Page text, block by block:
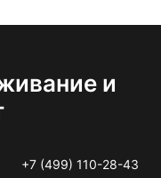
и
+7 (499) 110-28-43